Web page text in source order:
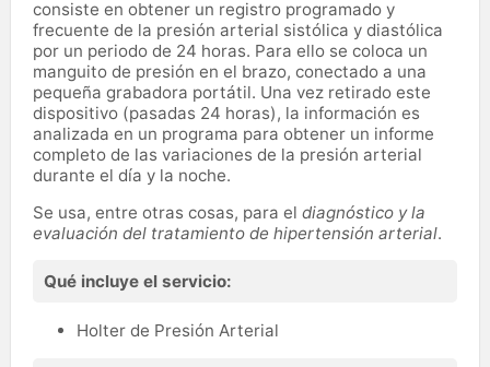
consiste en obtener un registro programado y
frecuente de la presión arterial sistólica y diastólica
por un periodo de 24 horas. Para ello se coloca un
manguito de presión en el brazo, conectado a una
pequeña grabadora portátil. Una vez retirado este
dispositivo (pasadas 24 horas), la información es
analizada en un programa para obtener un informe
completo de las variaciones de la presión arterial
durante el día y la noche.
Se usa, entre otras cosas, para el diagnóstico y la
evaluación del tratamiento de hipertensión arterial.
Qué incluye el servicio:
Holter de Presión Arterial